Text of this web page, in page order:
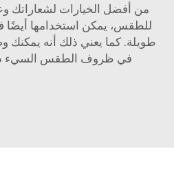
من أفضل الخيارات لشعاراتك
للطقس، يمكن استخدامها أيضًا
طويلة. كما يعني ذلك أنه يمكنك
في ظروف الطقس السيء